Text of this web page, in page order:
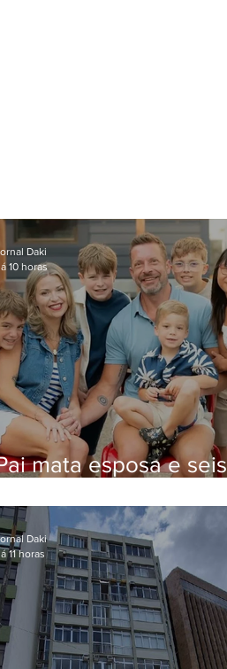
mata esposa e seis
Daki
10 horas
Daki
11 horas